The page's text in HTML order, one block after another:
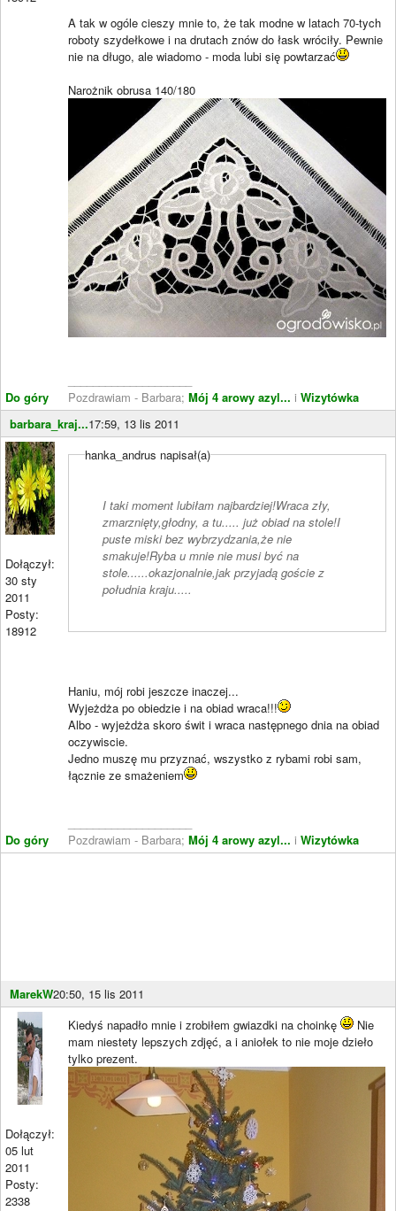
Do góry
A tak w ogóle cieszy mnie to, że tak modne w latach 70-tych
roboty szydełkowe i na drutach znów do łask wróciły. Pewnie
nie na długo, ale wiadomo - moda lubi się powtarzać
Narożnik obrusa 140/180
Pozdrawiam - Barbara; Mój 4 arowy azyl... i Wizytówka
barbara_kraj...17:59, 13 lis 2011
Dołączył:
30 sty
2011
Posty:
18912
Do góry
hanka_andrus napisał(a)
I taki moment lubiłam najbardziej!Wraca zły,
zmarznięty,głodny, a tu..... już obiad na stole!I
puste miski bez wybrzydzania,że nie
smakuje!Ryba u mnie nie musi być na
stole......okazjonalnie,jak przyjadą goście z
południa kraju.....
Haniu, mój robi jeszcze inaczej...
Wyjeżdża po obiedzie i na obiad wraca!!!
Albo - wyjeżdża skoro świt i wraca następnego dnia na obiad
oczywiscie.
Jedno muszę mu przyznać, wszystko z rybami robi sam,
łącznie ze smażeniem
Pozdrawiam - Barbara; Mój 4 arowy azyl... i Wizytówka
MarekW20:50, 15 lis 2011
Dołączył:
05 lut
2011
Posty:
2338
Kiedyś napadło mnie i zrobiłem gwiazdki na choinkę
Nie
mam niestety lepszych zdjęć, a i aniołek to nie moje dzieło
tylko prezent.